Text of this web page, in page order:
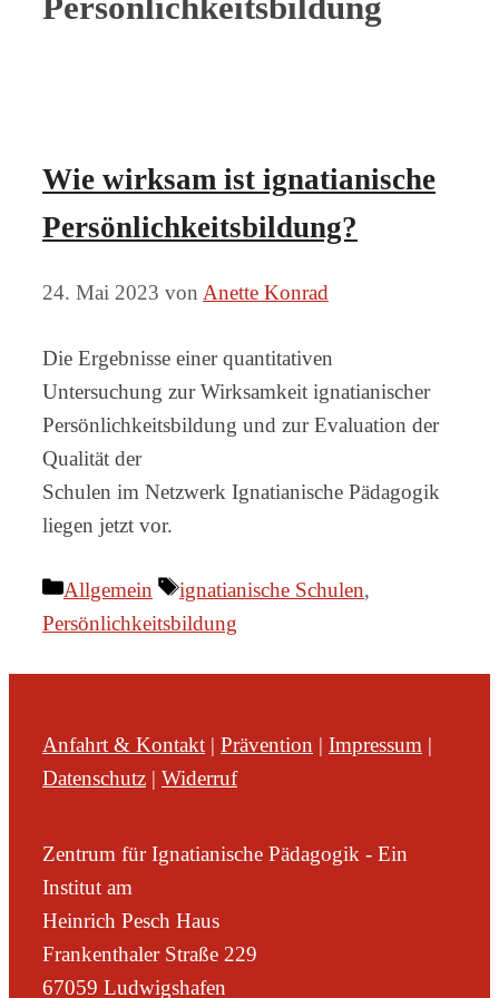
Wie wirksam ist ignatianische
Persönlichkeitsbildung?
24. Mai 2023 von Anette Konrad
Die Ergebnisse einer quantitativen
Untersuchung zur Wirksamkeit ignatianischer
Persönlichkeitsbildung und zur Evaluation der
Qualität der
Schulen im Netzwerk Ignatianische Pädagogik
liegen jetzt vor.
Kategorien
Allgemein Schlagwörter
ignatianische Schulen,
Persönlichkeitsbildung
Anfahrt & Kontakt | Prävention | Impressum |
Datenschutz | Widerruf
Zentrum für Ignatianische Pädagogik - Ein
Institut am
Heinrich Pesch Haus
Frankenthaler Straße 229
67059 Ludwigshafen